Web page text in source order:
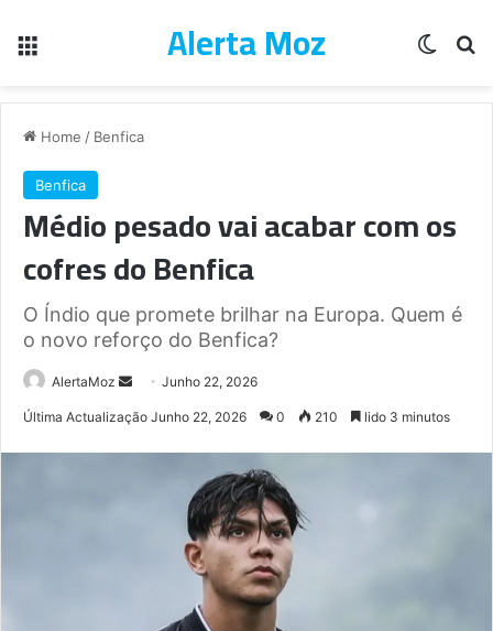
Alerta Moz
Home / Benfica
Benfica
Médio pesado vai acabar com os
cofres do Benfica
O Índio que promete brilhar na Europa. Quem é
o novo reforço do Benfica?
AlertaMoz
SendJunho 22, 2026
Última Actualização Junho 22, 2026 0 210 lido 3 minutos